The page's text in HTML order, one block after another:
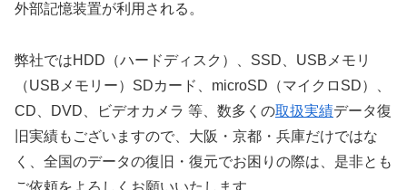
外部記憶装置が利用される。
弊社ではHDD（ハードディスク）、SSD、USBメモリ
（USBメモリー）SDカード、microSD（マイクロSD）、
CD、DVD、ビデオカメラ 等、数多くの取扱実績データ復
旧実績もございますので、大阪・京都・兵庫だけではな
く、全国のデータの復旧・復元でお困りの際は、是非とも